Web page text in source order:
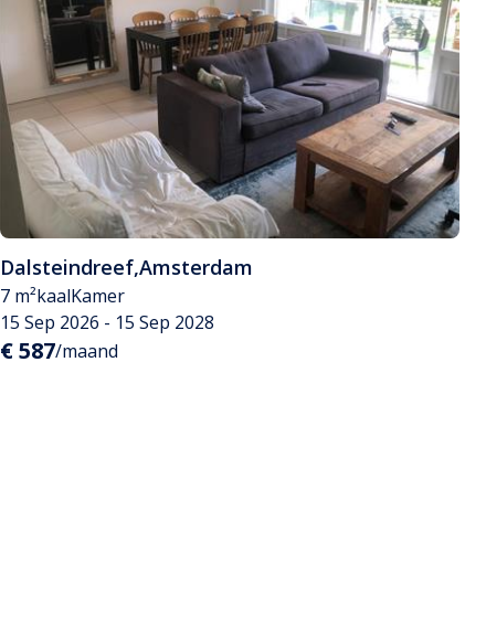
Dalsteindreef,Amsterdam
7 m²kaalKamer
15 Sep 2026 - 15 Sep 2028
€ 587/maand